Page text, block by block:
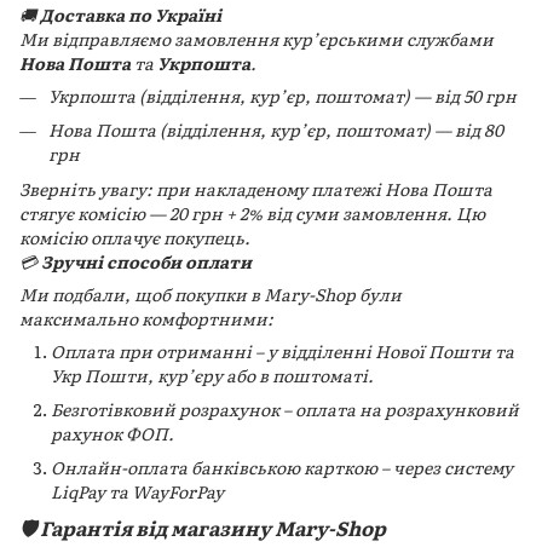
🚚Доставка по Україні
Ми відправляємо замовлення кур’єрськими службами
Нова Пошта та Укрпошта.
Укрпошта (відділення, кур’єр, поштомат) — від 50 грн
Нова Пошта (відділення, кур’єр, поштомат) — від 80
грн
Зверніть увагу: при накладеному платежі Нова Пошта
стягує комісію — 20 грн + 2% від суми замовлення. Цю
комісію оплачує покупець.
💳Зручні способи оплати
Ми подбали, щоб покупки в Mary-Shop були
максимально комфортними:
Оплата при отриманні – у відділенні Нової Пошти та
Укр Пошти, кур’єру або в поштоматі.
Безготівковий розрахунок – оплата на розрахунковий
рахунок ФОП.
Онлайн-оплата банківською карткою – через систему
LiqPay та WayForPay
🛡️ Гарантія від магазину Mary-Shop